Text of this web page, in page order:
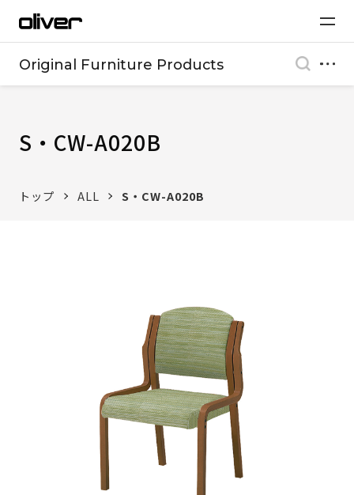
Original Furniture Products
S・CW-A020B
トップ ALL S・CW-A020B